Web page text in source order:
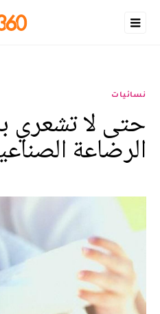
نسائيات
حتى لا تشعري
الرضاعة